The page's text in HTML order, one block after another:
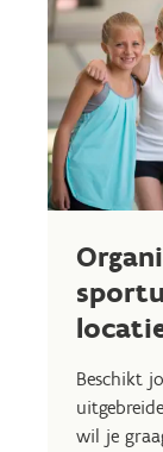
Beschikt
wil je